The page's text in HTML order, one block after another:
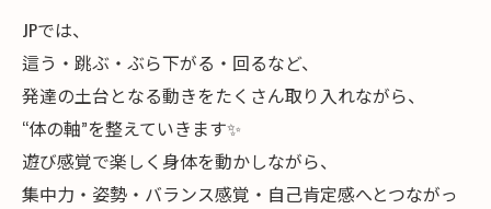
JPでは、
這う・跳ぶ・ぶら下がる・回るなど、
発達の土台となる動きをたくさん取り入れながら、
“体の軸”を整えていきます✨
遊び感覚で楽しく身体を動かしながら、
集中力・姿勢・バランス感覚・自己肯定感へとつながっ